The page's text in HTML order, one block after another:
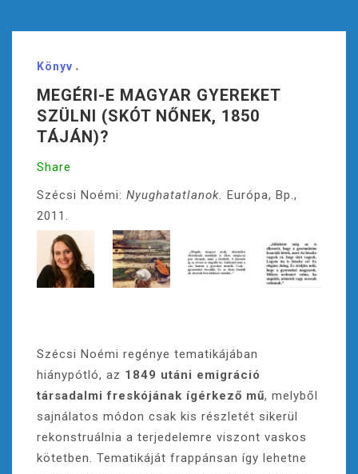
Könyv
MEGÉRI-E MAGYAR GYEREKET
SZÜLNI (SKÓT NŐNEK, 1850
TÁJÁN)?
Share
Szécsi Noémi: Nyughatatlanok. Európa, Bp.,
2011.
Szécsi Noémi regénye tematikájában
hiánypótló, az 1849 utáni emigráció
társadalmi freskójának ígérkező mű, melyből
sajnálatos módon csak kis részletét sikerül
rekonstruálnia a terjedelemre viszont vaskos
kötetben. Tematikáját frappánsan így lehetne